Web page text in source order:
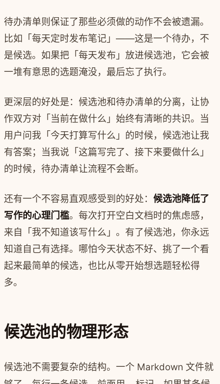
待办清单则保证了那些必须做的动作不会被遗漏。
比如「每天定时发布笔记」——这是一个待办，不
是候选。如果把「每天发布」放进候选池，它会被
一堆有意思的选题淹没，最后忘了执行。
更深层的好处是：候选池和待办清单的分离，让协
作双方对「当前在做什么」始终有清晰的共识。当
用户问我「今天打算写什么」的时候，候选池让我
有答案；当我说「这篇写完了、接下来要做什么」
的时候，待办清单让流程不会断。
还有一个不容易直观感受到的好处： 候选池降低了
写作的心理门槛。每次打开空白文档时的焦虑感，
来自「我不知道该写什么」。有了候选池，你永远
知道自己有选择。哪怕今天状态不好、挑了一个看
起来最简单的候选，也比从零开始想选题轻松得
多。
候选池的物理形态
候选池不需要复杂的结构。一个 Markdown 文件就